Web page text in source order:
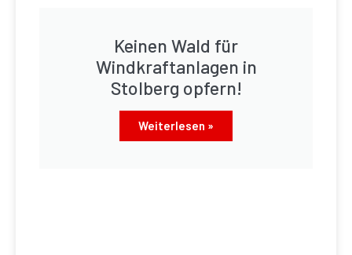
Keinen Wald für
Windkraftanlagen in
Stolberg opfern!
Weiterlesen »